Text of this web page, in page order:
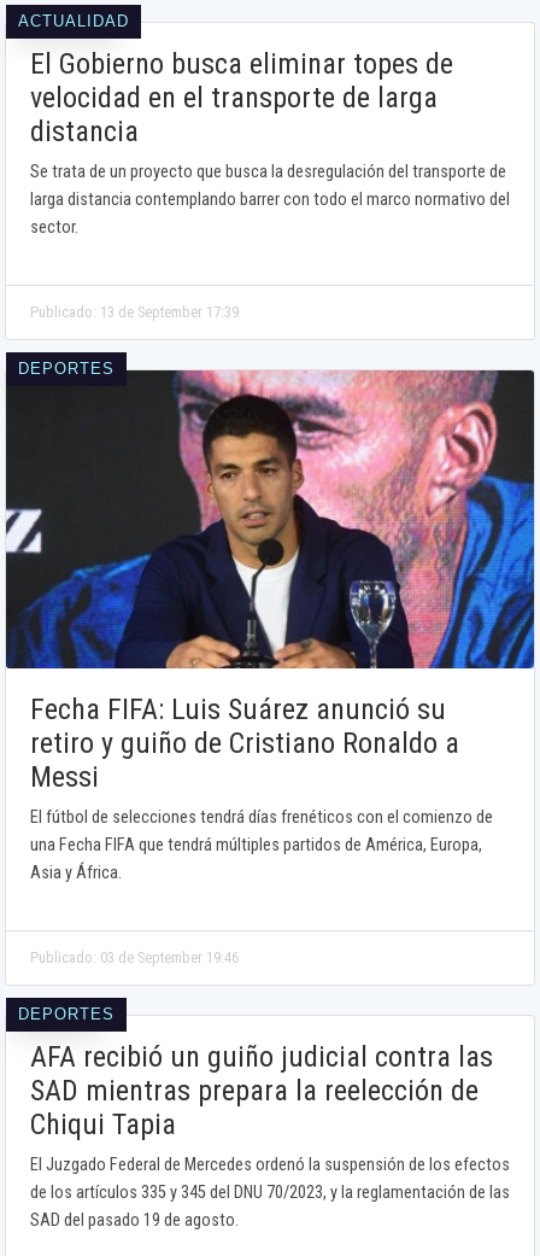
ACTUALIDAD
El Gobierno busca eliminar topes de
velocidad en el transporte de larga
distancia
Se trata de un proyecto que busca la desregulación del transporte de
larga distancia contemplando barrer con todo el marco normativo del
sector.
Publicado: 13 de September 17:39
DEPORTES
Fecha FIFA: Luis Suárez anunció su
retiro y guiño de Cristiano Ronaldo a
Messi
El fútbol de selecciones tendrá días frenéticos con el comienzo de
una Fecha FIFA que tendrá múltiples partidos de América, Europa,
Asia y África.
Publicado: 03 de September 19:46
DEPORTES
AFA recibió un guiño judicial contra las
SAD mientras prepara la reelección de
Chiqui Tapia
El Juzgado Federal de Mercedes ordenó la suspensión de los efectos
de los artículos 335 y 345 del DNU 70/2023, y la reglamentación de las
SAD del pasado 19 de agosto.